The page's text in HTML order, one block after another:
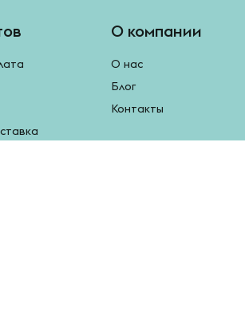
О компании
О нас
Блог
Контакты